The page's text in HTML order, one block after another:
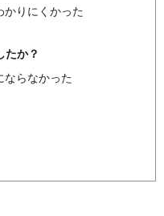
かりにくかった
たか？
ならなかった